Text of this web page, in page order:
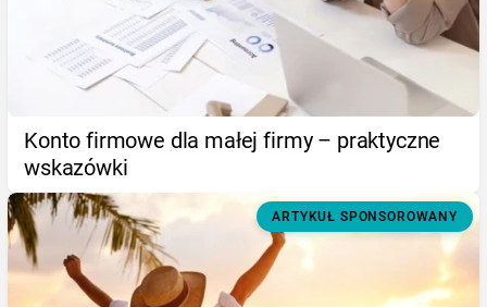
Konto firmowe dla małej firmy – praktyczne
wskazówki
ARTYKUŁ SPONSOROWANY